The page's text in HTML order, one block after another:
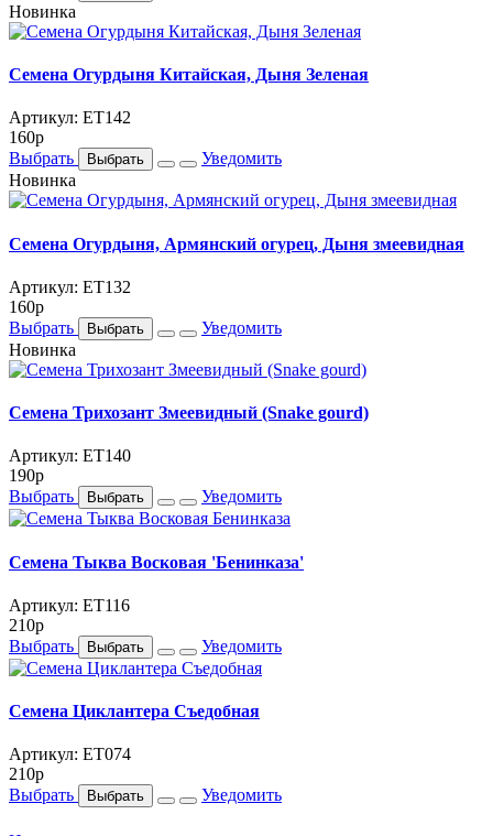
Новинка
Семена Огурдыня Китайская, Дыня Зеленая
Артикул: ET142
160p
Выбрать
Выбрать
Уведомить
Новинка
Семена Огурдыня, Армянский огурец, Дыня змеевидная
Артикул: ET132
160p
Выбрать
Выбрать
Уведомить
Новинка
Семена Трихозант Змеевидный (Snake gourd)
Артикул: ET140
190p
Выбрать
Выбрать Уведомить
Семена Тыква Восковая 'Бенинказа'
Артикул: ET116
210p
Выбрать
Выбрать Уведомить
Семена Циклантера Съедобная
Артикул: ET074
210p
Выбрать
Выбрать Уведомить